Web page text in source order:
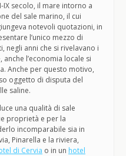
IX secolo, il mare intorno a
del sale marino, il cui
notevoli quotazioni, in
l’unico mezzo di
negli anni che si rivelavano i
l’economia locale si
Anche per questo motivo,
oggetto di disputa del
saline.
una qualità di sale
proprietà e per la
incomparabile sia in
Pinarella e la riviera,
di Cervia o in un hotel